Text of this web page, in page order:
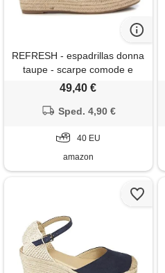
REFRESH - espadrillas donna
taupe - scarpe comode e
versatili - moda casual -
40)
49,40 €
Sped. 4,90 €
40 EU
amazon